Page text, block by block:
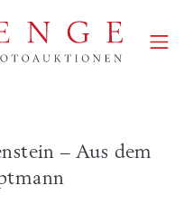
– Aus dem